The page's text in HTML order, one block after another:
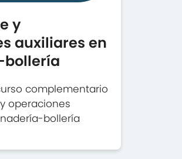
y
auxiliares en
complementario
operaciones
bollería